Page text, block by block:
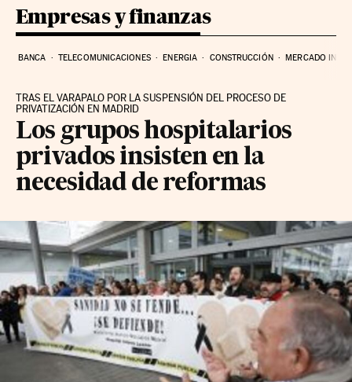
Empresas y finanzas
BANCA TELECOMUNICACIONES ENERGIA CONSTRUCCIÓN MERCADO
TRAS EL VARAPALO POR LA SUSPENSIÓN DEL PROCESO DE
PRIVATIZACIÓN EN MADRID
Los grupos hospitalarios
privados insisten en la
necesidad de reformas